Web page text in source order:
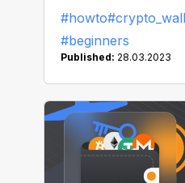
todas as maneiras
segurança de suas
preocupações!
#howto
#beginners
Published: 28.03.2023